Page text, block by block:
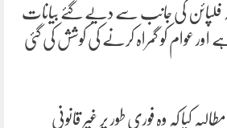
فلپائن کی جانب سے دیے گئے بیانات
اور عوام کو گمراہ کرنے کی کوشش کی گئی
کیا کہ وہ فوری طور پر غیر قانونی